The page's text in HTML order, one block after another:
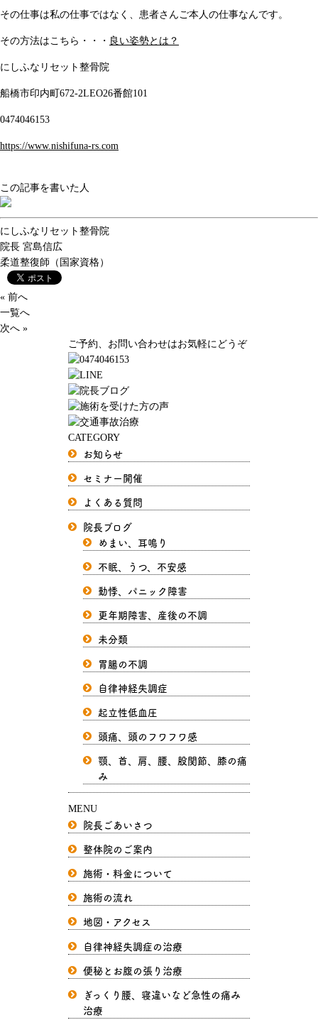
その仕事は私の仕事ではなく、患者さんご本人の仕事なんです。
その方法はこちら・・・ 良い姿勢とは？
にしふなリセット整骨院
船橋市印内町672-2LEO26番館101
0474046153
https://www.nishifuna-rs.com
この記事を書いた人
にしふなリセット整骨院
院長 宮島信広
柔道整復師（国家資格）
« 前へ
一覧へ
次へ »
ご予約、お問い合わせはお気軽にどうぞ
CATEGORY
お知らせ
セミナー開催
よくある質問
院長ブログ
めまい、耳鳴り
不眠、うつ、不安感
動悸、パニック障害
更年期障害、産後の不調
未分類
胃腸の不調
自律神経失調症
起立性低血圧
頭痛、頭のフワフワ感
顎、首、肩、腰、股関節、膝の痛
み
MENU
院長ごあいさつ
整体院のご案内
施術・料金について
施術の流れ
地図・アクセス
自律神経失調症の治療
便秘とお腹の張り治療
ぎっくり腰、寝違いなど急性の痛み
治療